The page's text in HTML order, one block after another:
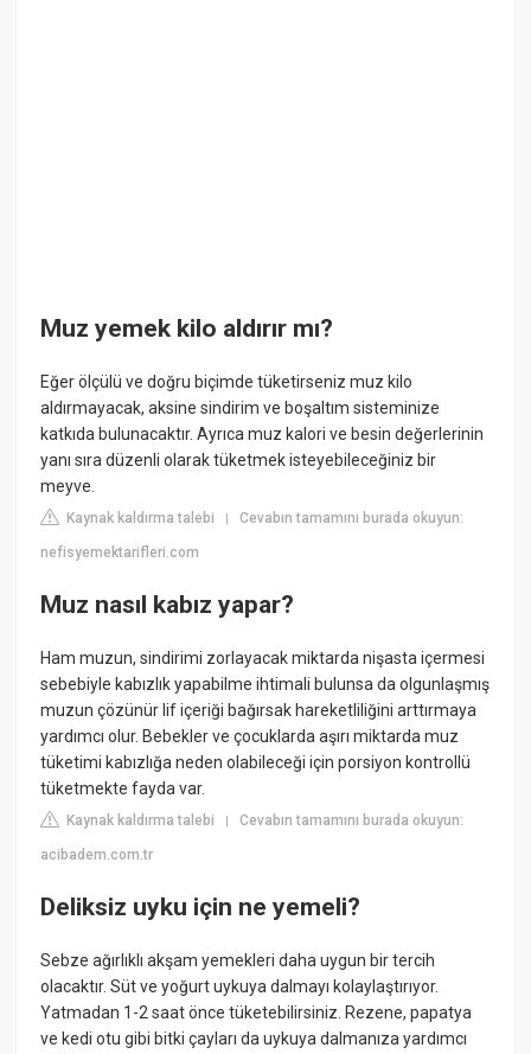
Muz yemek kilo aldırır mı?
Eğer ölçülü ve doğru biçimde tüketirseniz muz kilo
aldırmayacak, aksine sindirim ve boşaltım sisteminize
katkıda bulunacaktır. Ayrıca muz kalori ve besin değerlerinin
yanı sıra düzenli olarak tüketmek isteyebileceğiniz bir
meyve.
Kaynak kaldırma talebi |Cevabın tamamını burada okuyun:
nefisyemektarifleri.com
Muz nasıl kabız yapar?
Ham muzun, sindirimi zorlayacak miktarda nişasta içermesi
sebebiyle kabızlık yapabilme ihtimali bulunsa da olgunlaşmış
muzun çözünür lif içeriği bağırsak hareketliliğini arttırmaya
yardımcı olur. Bebekler ve çocuklarda aşırı miktarda muz
tüketimi kabızlığa neden olabileceği için porsiyon kontrollü
tüketmekte fayda var.
Kaynak kaldırma talebi |Cevabın tamamını burada okuyun:
acibadem.com.tr
Deliksiz uyku için ne yemeli?
Sebze ağırlıklı akşam yemekleri daha uygun bir tercih
olacaktır. Süt ve yoğurt uykuya dalmayı kolaylaştırıyor.
Yatmadan 1-2 saat önce tüketebilirsiniz. Rezene, papatya
ve kedi otu gibi bitki çayları da uykuya dalmanıza yardımcı